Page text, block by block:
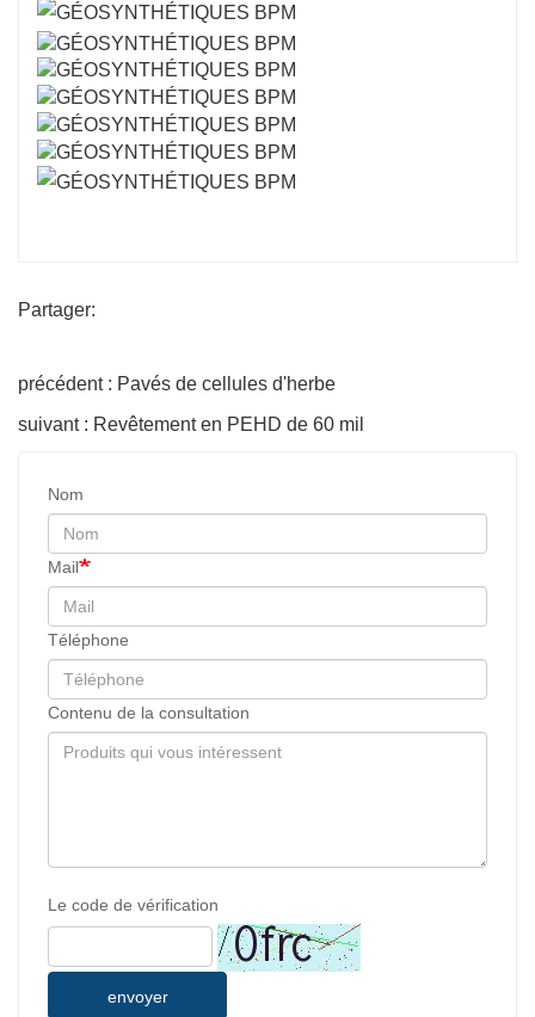
Partager:
précédent : Pavés de cellules d'herbe
suivant : Revêtement en PEHD de 60 mil
Nom
Mail
Téléphone
Contenu de la consultation
Le code de vérification
envoyer